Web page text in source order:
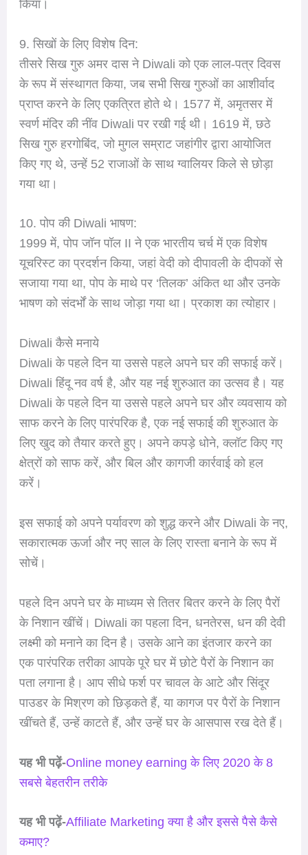
किया।
9. सिखों के लिए विशेष दिन:
तीसरे सिख गुरु अमर दास ने Diwali को एक लाल-पत्र दिवस
के रूप में संस्थागत किया, जब सभी सिख गुरुओं का आशीर्वाद
प्राप्त करने के लिए एकत्रित होते थे। 1577 में, अमृतसर में
स्वर्ण मंदिर की नींव Diwali पर रखी गई थी। 1619 में, छठे
सिख गुरु हरगोबिंद, जो मुगल सम्राट जहांगीर द्वारा आयोजित
किए गए थे, उन्हें 52 राजाओं के साथ ग्वालियर किले से छोड़ा
गया था।
10. पोप की Diwali भाषण:
1999 में, पोप जॉन पॉल II ने एक भारतीय चर्च में एक विशेष
यूचरिस्ट का प्रदर्शन किया, जहां वेदी को दीपावली के दीपकों से
सजाया गया था, पोप के माथे पर ‘तिलक’ अंकित था और उनके
भाषण को संदर्भों के साथ जोड़ा गया था। प्रकाश का त्योहार।
Diwali कैसे मनाये
Diwali के पहले दिन या उससे पहले अपने घर की सफाई करें।
Diwali हिंदू नव वर्ष है, और यह नई शुरुआत का उत्सव है। यह
Diwali के पहले दिन या उससे पहले अपने घर और व्यवसाय को
साफ करने के लिए पारंपरिक है, एक नई सफाई की शुरुआत के
लिए खुद को तैयार करते हुए। अपने कपड़े धोने, क्लॉट किए गए
क्षेत्रों को साफ करें, और बिल और कागजी कार्रवाई को हल
करें।
इस सफाई को अपने पर्यावरण को शुद्ध करने और Diwali के नए,
सकारात्मक ऊर्जा और नए साल के लिए रास्ता बनाने के रूप में
सोचें।
पहले दिन अपने घर के माध्यम से तितर बितर करने के लिए पैरों
के निशान खींचें। Diwali का पहला दिन, धनतेरस, धन की देवी
लक्ष्मी को मनाने का दिन है। उसके आने का इंतजार करने का
एक पारंपरिक तरीका आपके पूरे घर में छोटे पैरों के निशान का
पता लगाना है। आप सीधे फर्श पर चावल के आटे और सिंदूर
पाउडर के मिश्रण को छिड़कते हैं, या कागज पर पैरों के निशान
खींचते हैं, उन्हें काटते हैं, और उन्हें घर के आसपास रख देते हैं।
यह भी पढ़ें-Online money earning के लिए 2020 के 8
सबसे बेहतरीन तरीके
यह भी पढ़ें-Affiliate Marketing क्या है और इससे पैसे कैसे
कमाए?